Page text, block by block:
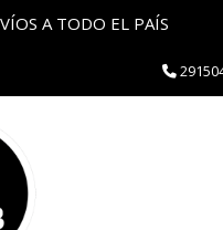
A TODO EL PAÍS